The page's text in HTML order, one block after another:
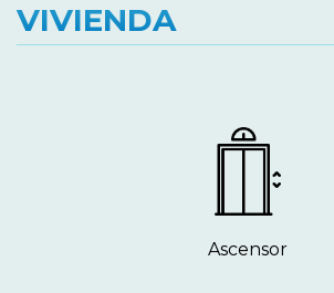
VIVIENDA
Ascensor